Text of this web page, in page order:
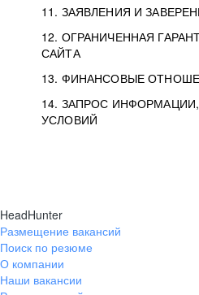
11. ЗАЯВЛЕНИЯ И
12. ОГРАНИЧЕННАЯ
САЙТА
13. ФИНАНСОВЫЕ
14. ЗАПРОС
УСЛОВИЙ
HeadHunter
Размещение вакансий
Поиск по резюме
О компании
Наши вакансии